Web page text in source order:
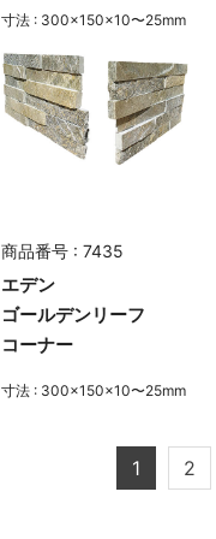
寸法 : 300×150×10〜25mm
商品番号 : 7435
エデン
ゴールデンリーフ
コーナー
寸法 : 300×150×10〜25mm
1 2